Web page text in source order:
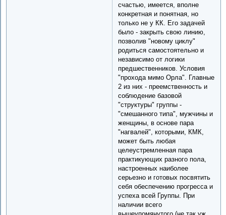
счастью, имеется, вполне
конкретная и понятная, но
только не у КК. Его задачей
было - закрыть свою линию,
позволив "новому циклу"
родиться самостоятельно и
независимо от логики
предшественников. Условия
"прохода мимо Орла". Главные
2 из них - преемственность и
соблюдение базовой
"структуры" группы -
"смешанного типа", мужчины и
женщины, в основе пара
"нагвалей", которыми, КМК,
может быть любая
целеустремленная пара
практикующих разного пола,
настроенных наиболее
серьезно и готовых посвятить
себя обеспечению прогресса и
успеха всей Группы. При
наличии всего